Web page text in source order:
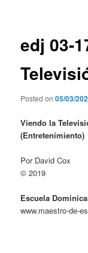
edj 03-
Posted on05/03/
Viendo la
(Entretenimiento)
Por David Cox
© 2019
Escuela
www.maestro-de-